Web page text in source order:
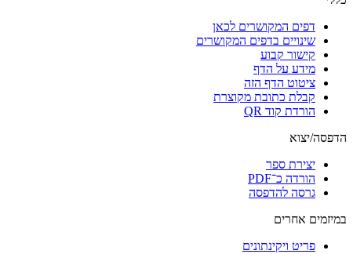
דפים המקושרים לכאן
שינויים בדפים המקושרים
קישור קבוע
מידע על הדף
ציטוט הדף הזה
קבלת כתובת מקוצרת
הורדת קוד QR
הדפסה/יצוא
יצירת ספר
הורדה כ־PDF
גרסה להדפסה
במיזמים אחרים
פריט ויקינתונים